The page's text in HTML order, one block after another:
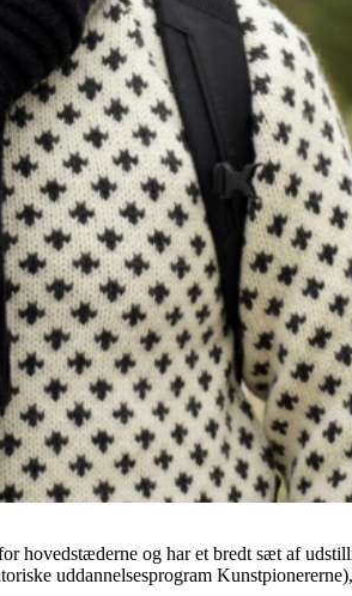
og har et bredt sæt af
uddannelsesprogram